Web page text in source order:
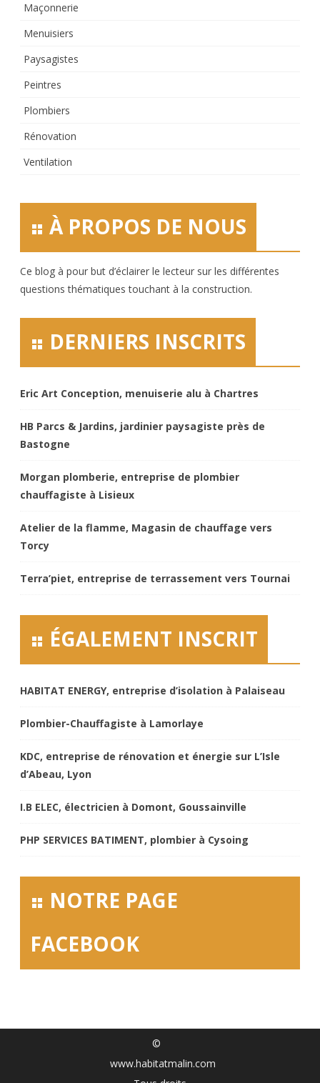
Maçonnerie
Menuisiers
Paysagistes
Peintres
Plombiers
Rénovation
Ventilation
À PROPOS DE NOUS
Ce blog à pour but d’éclairer le lecteur sur les différentes
questions thématiques touchant à la construction.
DERNIERS INSCRITS
Eric Art Conception, menuiserie alu à Chartres
HB Parcs & Jardins, jardinier paysagiste près de
Bastogne
Morgan plomberie, entreprise de plombier
chauffagiste à Lisieux
Atelier de la flamme, Magasin de chauffage vers
Torcy
Terra’piet, entreprise de terrassement vers Tournai
ÉGALEMENT INSCRIT
HABITAT ENERGY, entreprise d’isolation à Palaiseau
Plombier-Chauffagiste à Lamorlaye
KDC, entreprise de rénovation et énergie sur L’Isle
d’Abeau, Lyon
I.B ELEC, électricien à Domont, Goussainville
PHP SERVICES BATIMENT, plombier à Cysoing
NOTRE PAGE
FACEBOOK
©
www.habitatmalin.com